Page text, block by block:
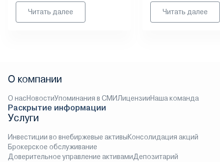
Читать далее Читать далее
О компании
О насНовостиУпоминания в СМИЛицензииНаша команда
Раскрытие информации
Услуги
Инвестиции во внебиржевые активыКонсолидация акций
Брокерское обслуживание
Доверительное управление активамиДепозитарий